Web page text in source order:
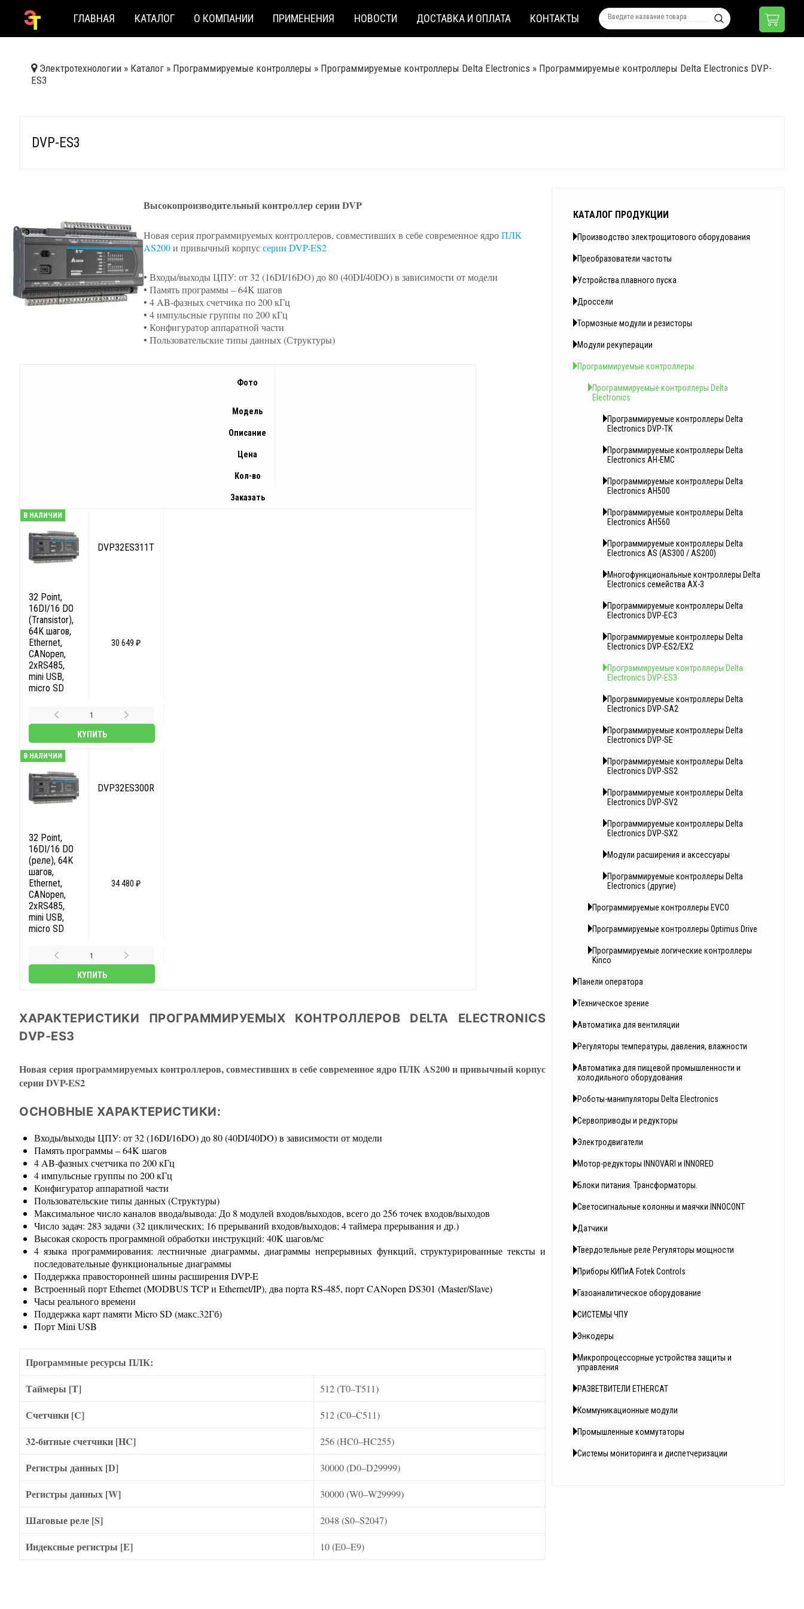
ГЛАВНАЯ КАТАЛОГ О КОМПАНИИ ПРИМЕНЕНИЯ НОВОСТИ ДОСТАВКА И ОПЛАТА КОНТАКТЫ
Электротехнологии » Каталог » Программируемые контроллеры » Программируемые контроллеры Delta Electronics » Программируемые контроллеры Delta Electronics DVP-
ES3
DVP-ES3
Высокопроизводительный контроллер серии DVP
Новая серия программируемых контроллеров, совместивших в себе современное ядроПЛК
AS200и привычный корпуссерии DVP-ES2
• Входы/выходы ЦПУ: от 32 (16DI/16DO) до 80 (40DI/40DO) в зависимости от модели
• Память программы – 64K шагов
• 4 AB-фазных счетчика по 200 кГц
• 4 импульсные группы по 200 кГц
• Конфигуратор аппаратной части
• Пользовательские типы данных (Структуры)
Фото
Модель
Описание
Цена
Кол-во
Заказать
В НАЛИЧИИ
DVP32ES311T
32 Point,
16DI/16 DO
(Transistor),
64K шагов,
Ethernet,
CANopen,
2xRS485,
mini USB,
micro SD
30 649 ₽
КУПИТЬ
В НАЛИЧИИ
DVP32ES300R
32 Point,
16DI/16 DO
(реле), 64K
шагов,
Ethernet,
CANopen,
2xRS485,
mini USB,
micro SD
34 480 ₽
КУПИТЬ
ХАРАКТЕРИСТИКИ ПРОГРАММИРУЕМЫХ КОНТРОЛЛЕРОВ DELTA ELECTRONICS
DVP-ES3
Новая серия программируемых контроллеров, совместивших в себе современное ядро ПЛК AS200 и привычный корпус
серии DVP-ES2
ОСНОВНЫЕ ХАРАКТЕРИСТИКИ:
Входы/выходы ЦПУ: от 32 (16DI/16DO) до 80 (40DI/40DO) в зависимости от модели
Память программы – 64K шагов
4 AB-фазных счетчика по 200 кГц
4 импульсные группы по 200 кГц
Конфигуратор аппаратной части
Пользовательские типы данных (Структуры)
Максимальное число каналов ввода/вывода: До 8 модулей входов/выходов, всего до 256 точек входов/выходов
Число задач: 283 задачи (32 циклических; 16 прерываний входов/выходов; 4 таймера прерывания и др.)
Высокая скорость программной обработки инструкций: 40K шагов/мс
4 языка программирования: лестничные диаграммы, диаграммы непрерывных функций, структурированные тексты и
последовательные функциональные диаграммы
Поддержка правосторонней шины расширения DVP-E
Встроенный порт Ethernet (MODBUS TCP и Ethernet/IP), два порта RS-485, порт CANopen DS301 (Master/Slave)
Часы реального времени
Поддержка карт памяти Micro SD (макс.32Гб)
Порт Mini USB
Программные ресурсы ПЛК:
Таймеры [T]
512 (T0–T511)
Счетчики [C] 512 (C0–C511)
32-битные счетчики [HC] 256 (HC0–HC255)
Регистры данных [D] 30000 (D0–D29999)
Регистры данных [W] 30000 (W0–W29999)
Шаговые реле [S] 2048 (S0–S2047)
Индексные регистры [E] 10 (E0–E9)
КАТАЛОГ ПРОДУКЦИИ
Производство электрощитового оборудования
Преобразователи частоты
Устройства плавного пуска
Дроссели
Тормозные модули и резисторы
Модули рекуперации
Программируемые контроллеры
Программируемые контроллеры Delta
Electronics
Программируемые контроллеры Delta
Electronics DVP-TK
Программируемые контроллеры Delta
Electronics AH-EMC
Программируемые контроллеры Delta
Electronics AH500
Программируемые контроллеры Delta
Electronics AH560
Программируемые контроллеры Delta
Electronics AS (AS300 / AS200)
Многофункциональные контроллеры Delta
Electronics семейства AX-3
Программируемые контроллеры Delta
Electronics DVP-EC3
Программируемые контроллеры Delta
Electronics DVP-ES2/EX2
Программируемые контроллеры Delta
Electronics DVP-ES3
Программируемые контроллеры Delta
Electronics DVP-SA2
Программируемые контроллеры Delta
Electronics DVP-SE
Программируемые контроллеры Delta
Electronics DVP-SS2
Программируемые контроллеры Delta
Electronics DVP-SV2
Программируемые контроллеры Delta
Electronics DVP-SX2
Модули расширения и аксессуары
Программируемые контроллеры Delta
Electronics (другие)
Программируемые контроллеры EVCO
Программируемые контроллеры Optimus Drive
Программируемые логические контроллеры
Kinсo
Панели оператора
Техническое зрение
Автоматика для вентиляции
Регуляторы температуры, давления, влажности
Автоматика для пищевой промышленности и
холодильного оборудования
Роботы-манипуляторы Delta Electronics
Сервоприводы и редукторы
Электродвигатели
Мотор-редукторы INNOVARI и INNORED
Блоки питания. Трансформаторы.
Светосигнальные колонны и маячки INNOCONT
Датчики
Твердотельные реле Регуляторы мощности
Приборы КИПиА Fotek Controls
Газоаналитическое оборудование
СИСТЕМЫ ЧПУ
Энкодеры
Микропроцессорные устройства защиты и
управления
РАЗВЕТВИТЕЛИ ETHERCAT
Коммуникационные модули
Промышленные коммутаторы
Системы мониторинга и диспетчеризации